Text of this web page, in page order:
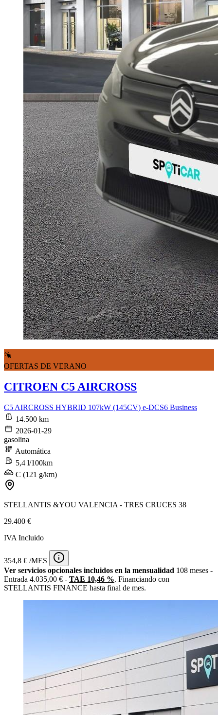
OFERTAS DE VERANO
CITROEN C5 AIRCROSS
C5 AIRCROSS HYBRID 107kW (145CV) e-DCS6 Business
14.500 km
2026-01-29
gasolina
Automática
5,4 l/100km
C (121 g/km)
STELLANTIS &YOU VALENCIA - TRES CRUCES 38
29.400 €
IVA Incluido
354,8 € /MES
Ver servicios opcionales incluidos en la mensualidad 108 meses -
Entrada 4.035,00 € - TAE 10,46 %. Financiando con
STELLANTIS FINANCE hasta final de mes.